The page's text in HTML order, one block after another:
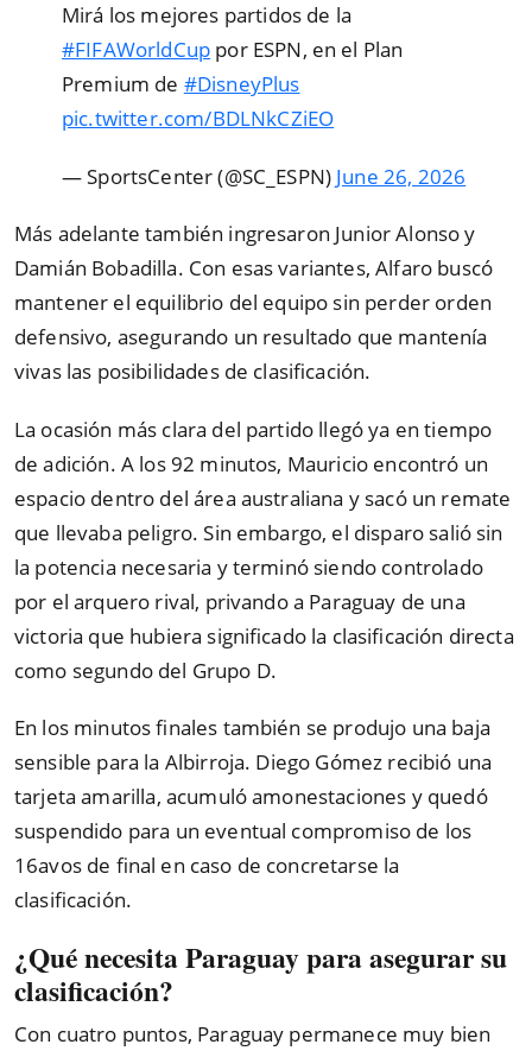
Mirá los mejores partidos de la
#FIFAWorldCup por ESPN, en el Plan
Premium de #DisneyPlus
pic.twitter.com/BDLNkCZiEO
— SportsCenter (@SC_ESPN) June 26, 2026
Más adelante también ingresaron Junior Alonso y
Damián Bobadilla. Con esas variantes, Alfaro buscó
mantener el equilibrio del equipo sin perder orden
defensivo, asegurando un resultado que mantenía
vivas las posibilidades de clasificación.
La ocasión más clara del partido llegó ya en tiempo
de adición. A los 92 minutos, Mauricio encontró un
espacio dentro del área australiana y sacó un remate
que llevaba peligro. Sin embargo, el disparo salió sin
la potencia necesaria y terminó siendo controlado
por el arquero rival, privando a Paraguay de una
victoria que hubiera significado la clasificación directa
como segundo del Grupo D.
En los minutos finales también se produjo una baja
sensible para la Albirroja. Diego Gómez recibió una
tarjeta amarilla, acumuló amonestaciones y quedó
suspendido para un eventual compromiso de los
16avos de final en caso de concretarse la
clasificación.
¿Qué necesita Paraguay para asegurar su
clasificación?
Con cuatro puntos, Paraguay permanece muy bien